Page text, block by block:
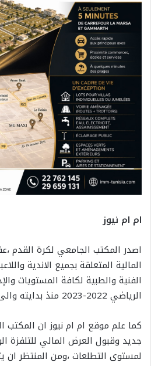
ام ام نيوز
اصدر المكتب الجامعي لكرة القدم
المالية المتعلقة بجميع الاندية
الفنية والطبية لكافة المستويات
الرياضي 2022-2023 منذ بدايته والى حدود هذا التاريخ.
كما علم موقع ام ام نيوز ان المكتب
جديد وقبول العرض المالي للتلفزة
لمستوى التطلعات ،ومن المنتظر ان